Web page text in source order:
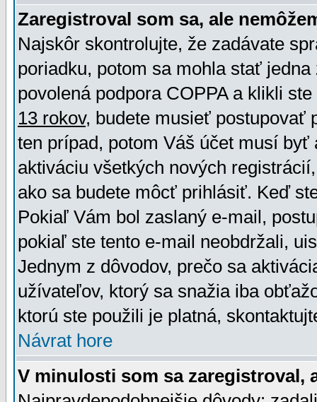
Zaregistroval som sa, ale
Najskôr skontrolujte, že zadávate
poriadku, potom sa mohla stať
povolená podpora COPPA a klikli
13 rokov, budete musieť postupovať
ten prípad, potom Váš účet musí
aktiváciu všetkých nových
ako sa budete môcť prihlásiť. Keď
Pokiaľ Vám bol zaslaný e-mail,
pokiaľ ste tento e-mail neobdržali,
Jednym z dôvodov, prečo sa
užívateľov, ktorý sa snažia iba
ktorú ste použili je platná,
Návrat hore
V minulosti som sa zaregistroval,